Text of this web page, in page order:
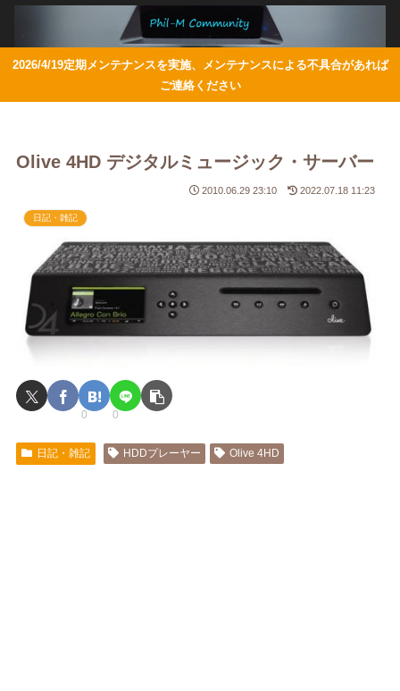
2026/4/19定期メンテナンスを実施、メンテナンスによる不具合があれば
ご連絡ください
Olive 4HD デジタルミュージック・サーバー
2010.06.29 23:10 2022.07.18 11:23
日記・雑記
0 0
日記・雑記 HDDプレーヤー Olive 4HD